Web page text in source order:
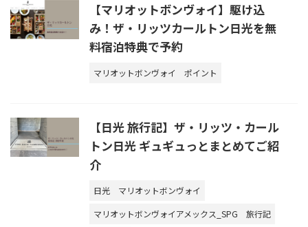
【マリオットボンヴォイ】駆け込
み！ザ・リッツカールトン日光を無
料宿泊特典で予約
マリオットボンヴォイ ポイント
【日光 旅行記】ザ・リッツ・カール
トン日光 ギュギュっとまとめてご紹
介
日光
マリオットボンヴォイ
マリオットボンヴォイアメックス_SPG
旅行記